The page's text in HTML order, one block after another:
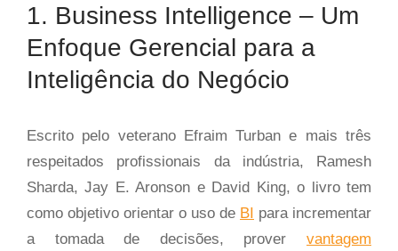
1. Business Intelligence – Um
Enfoque Gerencial para a
Inteligência do Negócio
Escrito pelo veterano Efraim Turban e mais três
respeitados profissionais da indústria, Ramesh
Sharda, Jay E. Aronson e David King, o livro tem
como objetivo orientar o uso de BI para incrementar
a tomada de decisões, prover vantagem